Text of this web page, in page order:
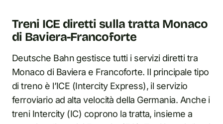
Treni ICE diretti sulla tratta Monaco
di Baviera-Francoforte
Deutsche Bahn gestisce tutti i servizi diretti tra
Monaco di Baviera e Francoforte. Il principale tipo
di treno è l’ICE (Intercity Express), il servizio
ferroviario ad alta velocità della Germania. Anche i
treni Intercity (IC) coprono la tratta, insieme a